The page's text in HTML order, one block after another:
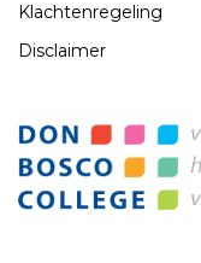
Klachtenregeling
Disclaimer